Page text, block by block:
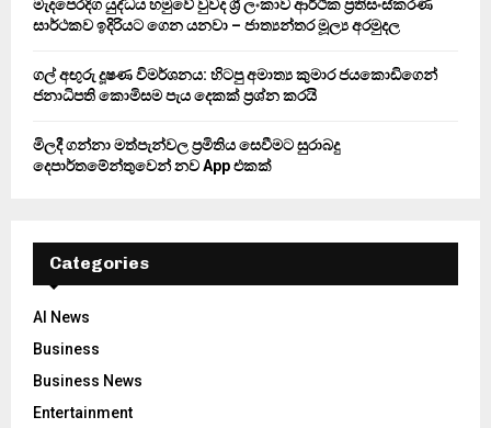
මැදපෙරදිග යුද්ධය හමුවේ වුවද ශ්‍රී ලංකාව ආර්ථික ප්‍රතිසංස්කරණ
සාර්ථකව ඉදිරියට ගෙන යනවා – ජාත්‍යන්තර මූල්‍ය අරමුදල
ගල් අඟුරු දූෂණ විමර්ශනය: හිටපු අමාත්‍ය කුමාර ජයකොඩිගෙන්
ජනාධිපති කොමිසම පැය දෙකක් ප්‍රශ්න කරයි
මිලදී ගන්නා මත්පැන්වල ප්‍රමිතිය සෙවීමට සුරාබදු
දෙපාර්තමේන්තුවෙන් නව App එකක්
Categories
AI News
Business
Business News
Entertainment